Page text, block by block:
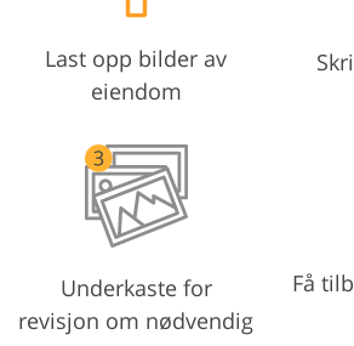
Last opp bilder av
eiendom
Underkaste for
revisjon om nødvendig
Få